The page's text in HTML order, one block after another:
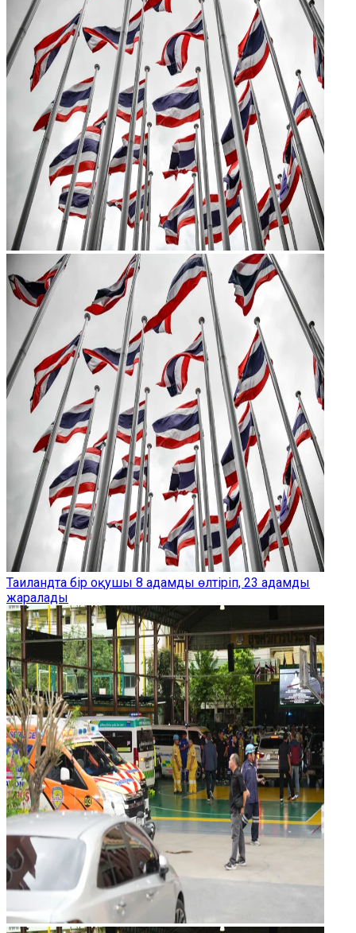
Таиландта бір оқушы 8 адамды өлтіріп, 23 адамды
жаралады